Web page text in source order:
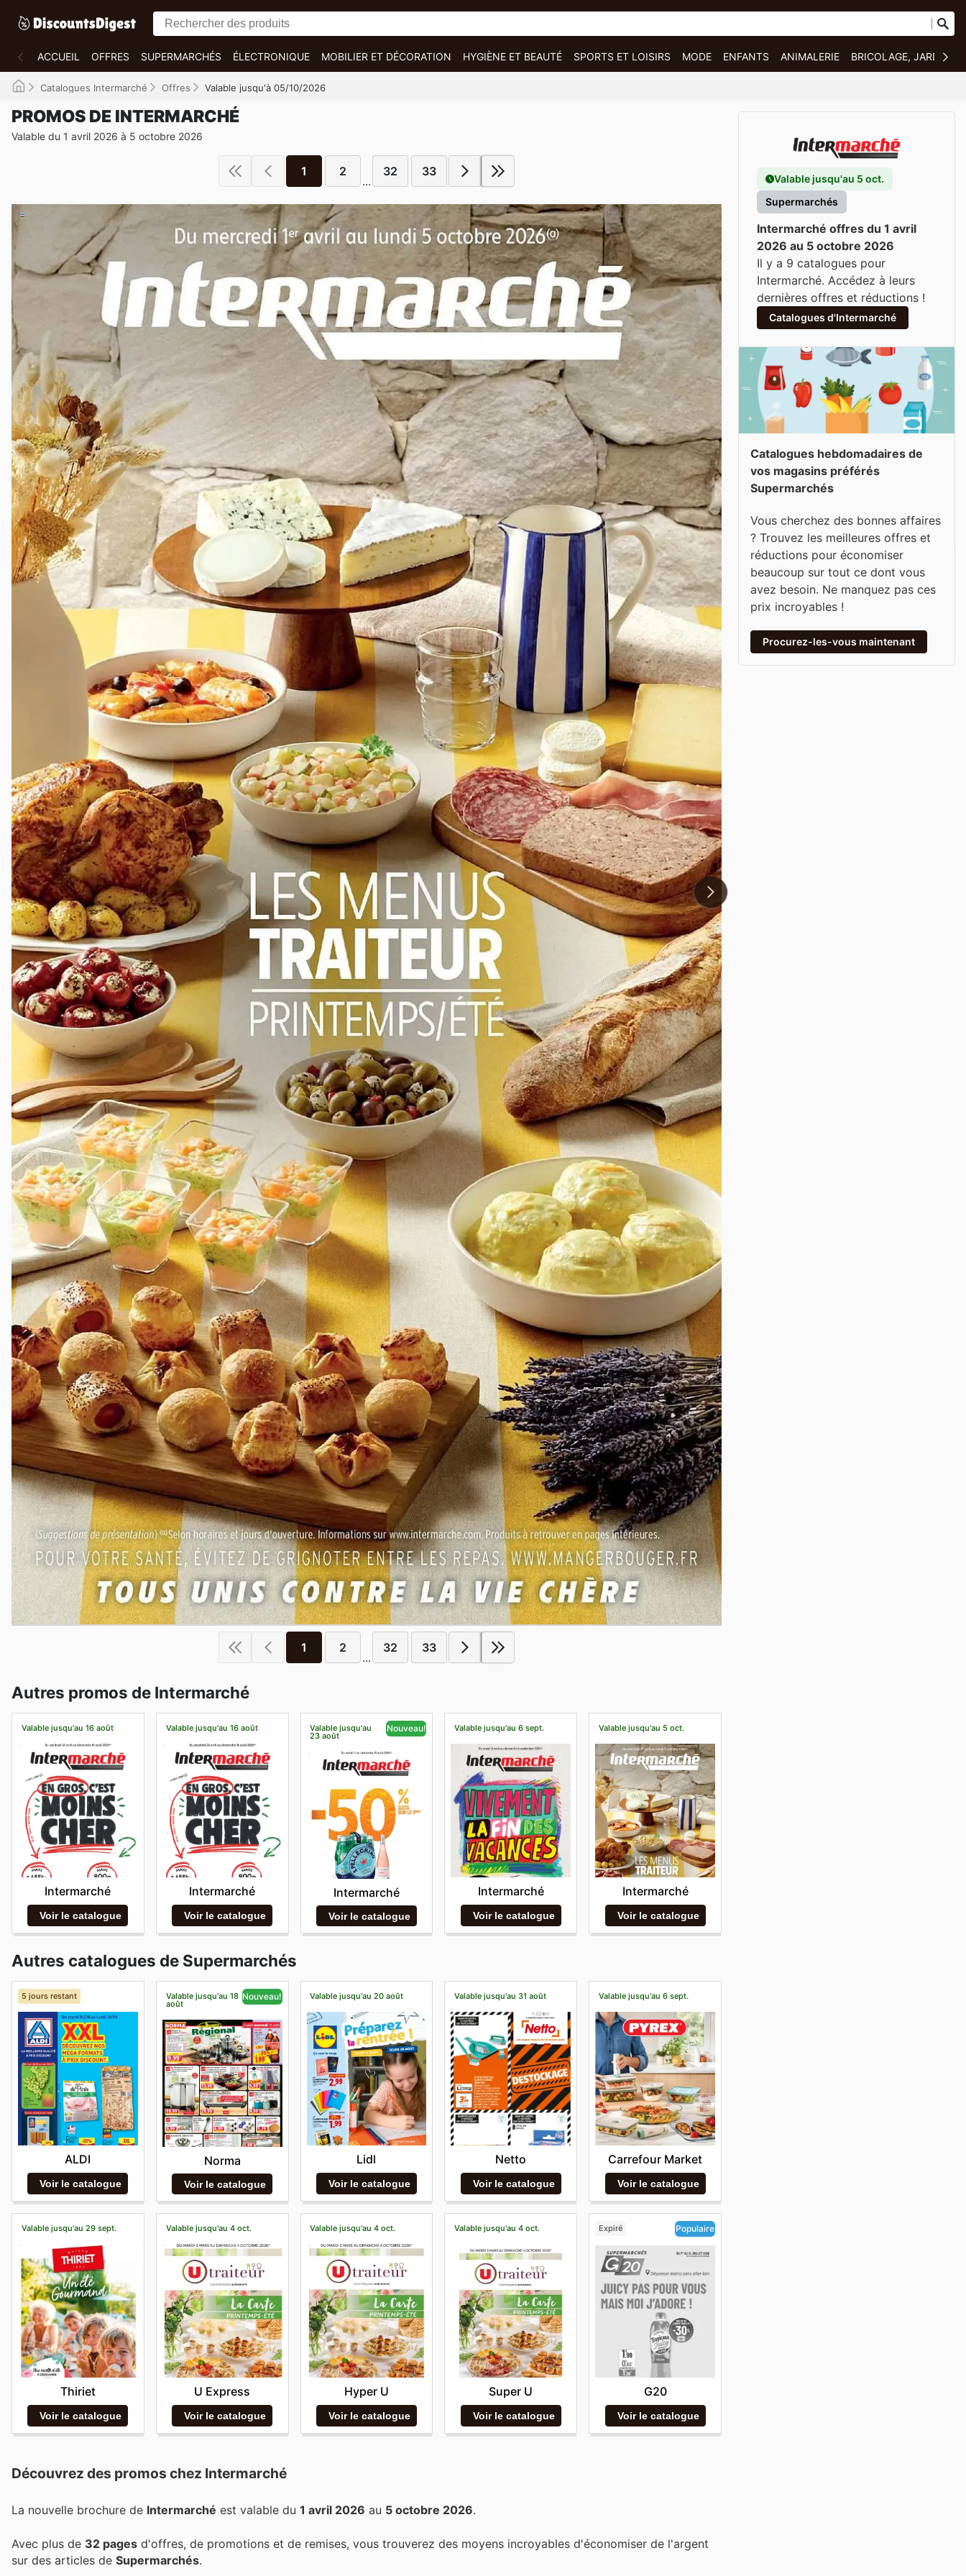
ACCUEIL OFFRES SUPERMARCHÉS ÉLECTRONIQUE MOBILIER ET DÉCORATION HYGIÈNE ET BEAUTÉ SPORTS ET LOISIRS MODE ENFANTS ANIMALERIE BRICOLAGE, JARDIN
Catalogues Intermarché Offres Valable jusqu'à 05/10/2026
PROMOS DE INTERMARCHÉ
Valable du 1 avril 2026 à 5 octobre 2026
1 2
...
32 33
1 2
...
32 33
Autres promos de Intermarché
Valable jusqu'au 16 août
Intermarché
Voir le catalogue
Valable jusqu'au 16 août
Intermarché
Voir le catalogue
Valable jusqu'au
23 août
Nouveau!
Intermarché
Voir le catalogue
Valable jusqu'au 6 sept.
Intermarché
Voir le catalogue
Valable jusqu'au 5 oct.
Intermarché
Voir le catalogue
Autres catalogues de Supermarchés
5 jours restant
ALDI
Voir le catalogue
Valable jusqu'au 18
août
Nouveau!
Norma
Voir le catalogue
Valable jusqu'au 20 août
Lidl
Voir le catalogue
Valable jusqu'au 31 août
Netto
Voir le catalogue
Valable jusqu'au 6 sept.
Carrefour Market
Voir le catalogue
Valable jusqu'au 29 sept.
Thiriet
Voir le catalogue
Valable jusqu'au 4 oct.
U Express
Voir le catalogue
Valable jusqu'au 4 oct.
Hyper U
Voir le catalogue
Valable jusqu'au 4 oct.
Super U
Voir le catalogue
Expiré Populaire
G20
Voir le catalogue
Découvrez des promos chez Intermarché
La nouvelle brochure de Intermarché est valable du 1 avril 2026 au 5 octobre 2026.
Avec plus de 32 pages d'offres, de promotions et de remises, vous trouverez des moyens incroyables d'économiser de l'argent
sur des articles de Supermarchés.
Valable jusqu'au 5 oct.
Supermarchés
Intermarché offres du 1 avril
2026 au 5 octobre 2026
Il y a 9 catalogues pour
Intermarché. Accédez à leurs
dernières offres et réductions !
Catalogues d'Intermarché
Catalogues hebdomadaires de
vos magasins préférés
Supermarchés
Vous cherchez des bonnes affaires
? Trouvez les meilleures offres et
réductions pour économiser
beaucoup sur tout ce dont vous
avez besoin. Ne manquez pas ces
prix incroyables !
Procurez-les-vous maintenant